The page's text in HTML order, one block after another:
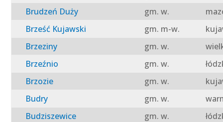
Brudzeń Duży
gm. w.
Brześć Kujawski
gm. m-w.
Brzeziny
gm. w.
Brzeźnio
gm. w.
Brzozie
gm. w.
Budry
gm. w.
Budziszewice
gm. w.